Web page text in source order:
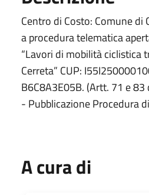
Centro di Costo: Comune di
a procedura telematica
“Lavori di mobilità ciclistica
Cerreta” CUP:
B6C8A3E05B. (Artt. 71 e
- Pubblicazione Procedura
A cura di